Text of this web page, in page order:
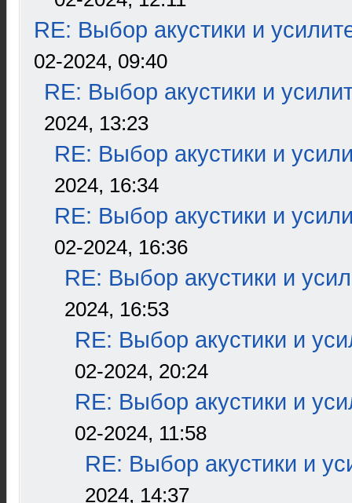
RE: Выбор акустики и
02-2024, 09:40
RE: Выбор акустики и
2024, 13:23
RE: Выбор акустики и
2024, 16:34
RE: Выбор акустики и
02-2024, 16:36
RE: Выбор акустики и
2024, 16:53
RE: Выбор акустики и
02-2024, 20:24
RE: Выбор акустики и
02-2024, 11:58
RE: Выбор акустики и
2024, 14:37